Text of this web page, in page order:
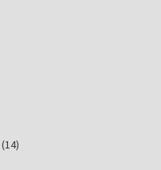
1414